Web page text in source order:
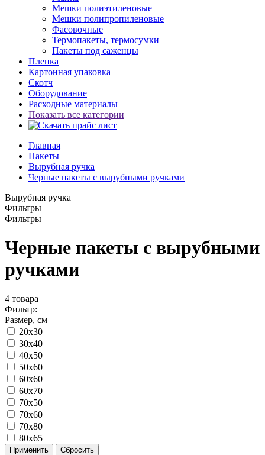
Мешки полиэтиленовые
Мешки полипропиленовые
Фасовочные
Термопакеты, термосумки
Пакеты под саженцы
Пленка
Картонная упаковка
Скотч
Оборудование
Расходные материалы
Показать все категории
Главная
Пакеты
Вырубная ручка
Черные пакеты с вырубными ручками
Вырубная ручка
Фильтры
Фильтры
Черные пакеты с вырубными
ручками
4 товара
Фильтр:
Размер, см
20x30
30x40
40x50
50x60
60x60
60x70
70x50
70x60
70x80
80x65
Применить Сбросить